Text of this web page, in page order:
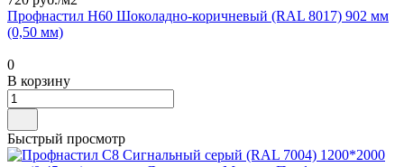
Профнастил Н60 Шоколадно-коричневый (RAL 8017) 902 мм
(0,50 мм)
0
В корзину
Быстрый просмотр